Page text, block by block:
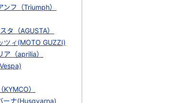
ンフ（Triumph）
タ（AGUSTA）
ツィ(MOTO GUZZI)
ア（aprilia）
KYMCO）
ーナ(Husqvarna)